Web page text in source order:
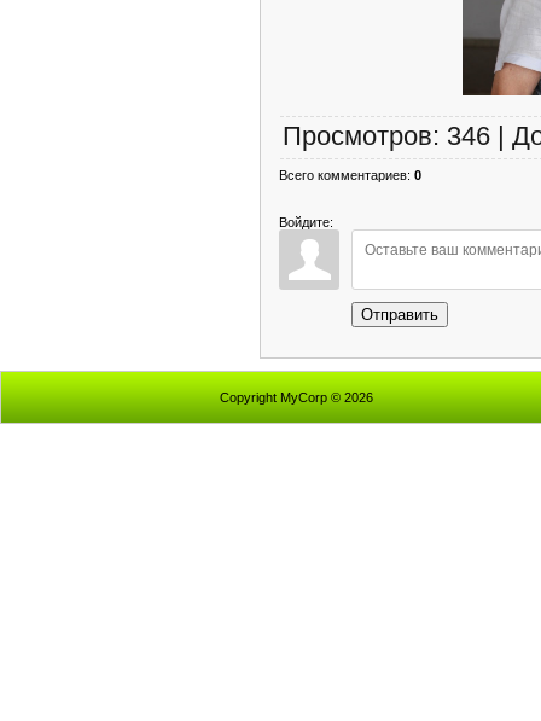
Просмотров: 346 |
Всего комментариев: 0
Войдите:
Отправить
Copyright MyCorp © 2026